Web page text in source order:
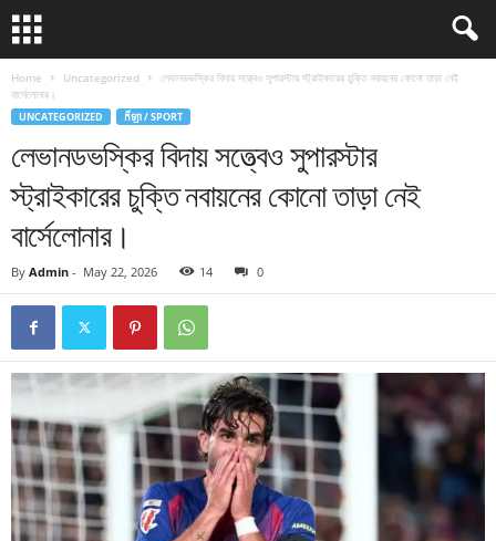
Home Uncategorized
লেভানডভস্কির বিদায় সত্ত্বেও সুপারস্টার স্ট্রাইকারের চুক্তি নবায়নের কোনো তাড়া নেই
বার্সেলোনার।
UNCATEGORIZED កីឡា / SPORT
লেভানডভস্কির বিদায় সত্ত্বেও সুপারস্টার
স্ট্রাইকারের চুক্তি নবায়নের কোনো তাড়া নেই
বার্সেলোনার।
By Admin - May 22, 2026 14 0